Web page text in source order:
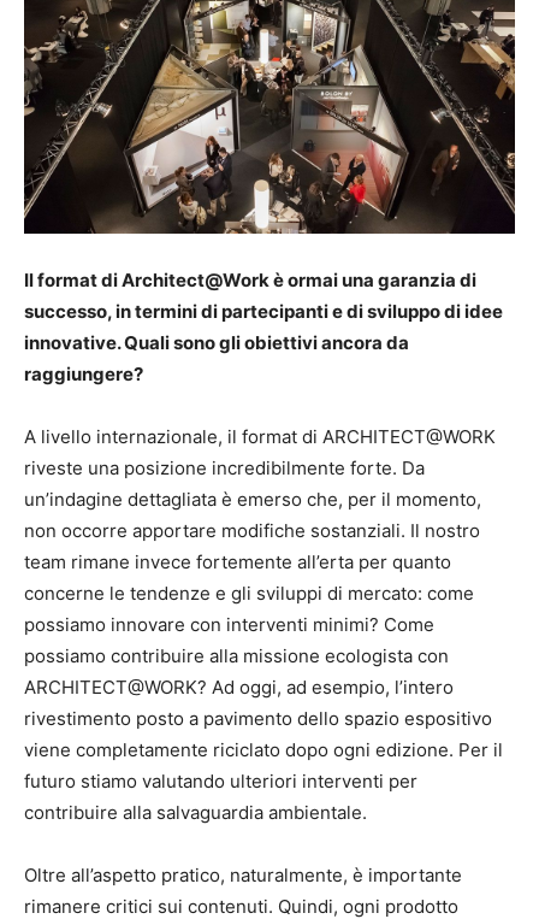
Il format di Architect@Work è ormai una garanzia di
successo, in termini di partecipanti e di sviluppo di idee
innovative. Quali sono gli obiettivi ancora da
raggiungere?
A livello internazionale, il format di ARCHITECT@WORK
riveste una posizione incredibilmente forte. Da
un’indagine dettagliata è emerso che, per il momento,
non occorre apportare modifiche sostanziali. Il nostro
team rimane invece fortemente all’erta per quanto
concerne le tendenze e gli sviluppi di mercato: come
possiamo innovare con interventi minimi? Come
possiamo contribuire alla missione ecologista con
ARCHITECT@WORK? Ad oggi, ad esempio, l’intero
rivestimento posto a pavimento dello spazio espositivo
viene completamente riciclato dopo ogni edizione. Per il
futuro stiamo valutando ulteriori interventi per
contribuire alla salvaguardia ambientale.
Oltre all’aspetto pratico, naturalmente, è importante
rimanere critici sui contenuti. Quindi, ogni prodotto